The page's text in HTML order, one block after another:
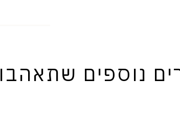
נוספים שתאהבו